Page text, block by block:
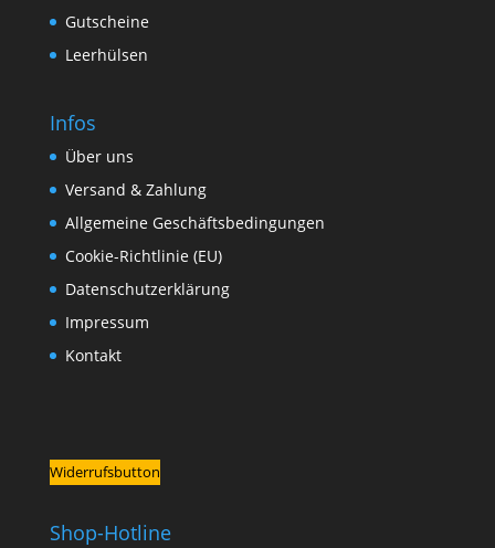
Gutscheine
Leerhülsen
Infos
Über uns
Versand & Zahlung
Allgemeine Geschäftsbedingungen
Cookie-Richtlinie (EU)
Datenschutzerklärung
Impressum
Kontakt
Widerrufsbutton
Shop-Hotline